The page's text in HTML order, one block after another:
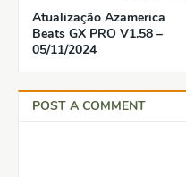
Atualização Azamerica
Beats GX PRO V1.58 –
05/11/2024
POST A COMMENT